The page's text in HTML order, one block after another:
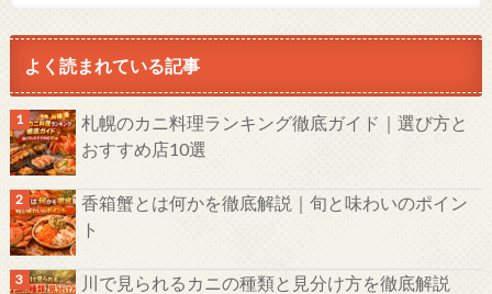
よく読まれている記事
札幌のカニ料理ランキング徹底ガイド｜選び方と
おすすめ店10選
香箱蟹とは何かを徹底解説｜旬と味わいのポイン
ト
川で見られるカニの種類と見分け方を徹底解説